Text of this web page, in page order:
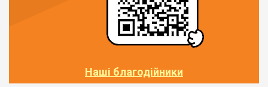
Наші благодійники